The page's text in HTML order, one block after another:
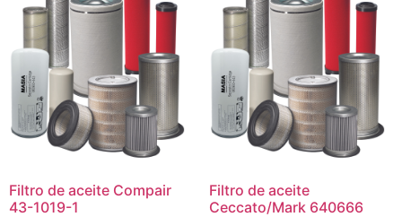
Filtro de aceite Compair
43-1019-1
Filtro de aceite
Ceccato/Mark 640666